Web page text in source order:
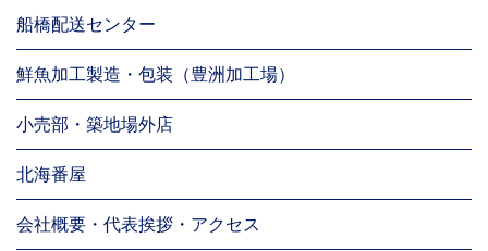
船橋配送センター
鮮魚加工製造・包装（豊洲加工場）
小売部・築地場外店
北海番屋
会社概要・代表挨拶・アクセス